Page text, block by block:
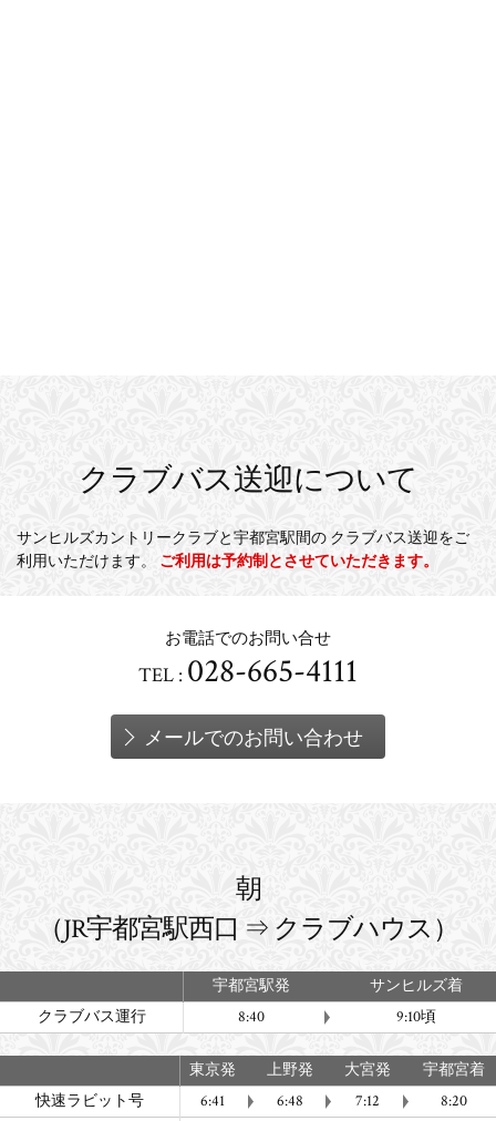
クラブバス送迎について
サンヒルズカントリークラブと宇都宮駅間の クラブバス送迎をご
利用いただけます。
ご利用は予約制とさせていただきます。
お電話でのお問い合せ
TEL : 028-665-4111
メールでのお問い合わせ
朝
（JR宇都宮駅西口 ⇒ クラブハウス）
宇都宮駅発
サンヒルズ着
クラブバス運行
8:40 9:10頃
東京発 上野発 大宮発
宇都宮着
快速ラビット号
6:41 6:48 7:12 8:20